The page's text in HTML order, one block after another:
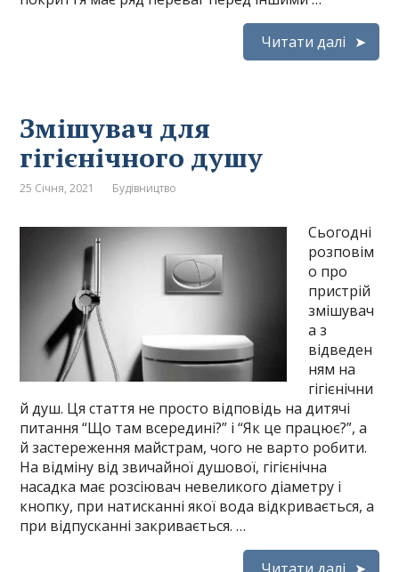
Читати далі
Змішувач для
гігієнічного душу
25 Січня, 2021 Будівництво
Сьогодні
розповім
о про
пристрій
змішувач
а з
відведен
ням на
гігієнічни
й душ. Ця стаття не просто відповідь на дитячі
питання “Що там всередині?” і “Як це працює?”, а
й застереження майстрам, чого не варто робити.
На відміну від звичайної душової, гігієнічна
насадка має розсіювач невеликого діаметру і
кнопку, при натисканні якої вода відкривається, а
при відпусканні закривається. …